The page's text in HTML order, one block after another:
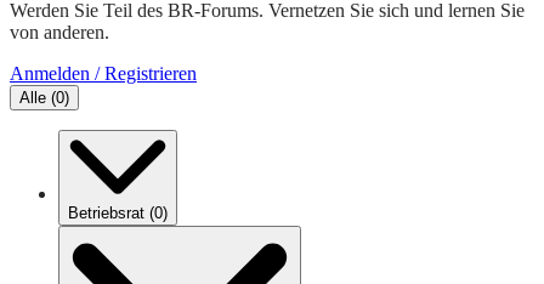
Werden Sie Teil des BR-Forums. Vernetzen Sie sich und lernen Sie
von anderen.
Anmelden / Registrieren
Alle (0)
Betriebsrat (0)